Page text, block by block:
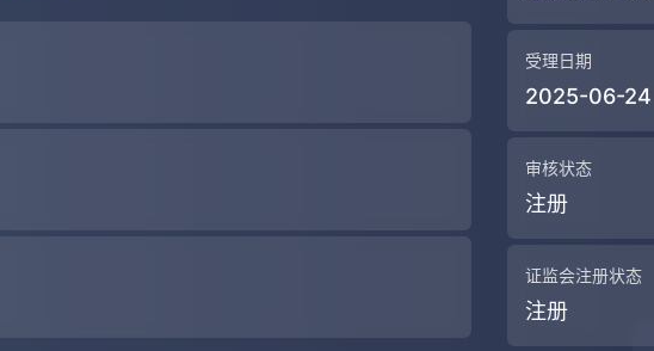
受理日期
2025-06-24
审核状态
注册
证监会注册状态
注册